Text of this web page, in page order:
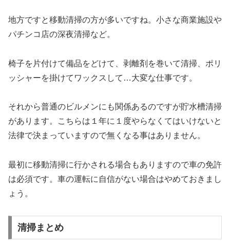
地方ですと移動清掃の方が多いですね。小さな商業施設や
パチンコ店の深夜清掃など。
椅子を片付けて備品をどけて、剥離剤を巻いて清掃、ポリ
ッシャーを掛けてワックスして…大変な仕事です。
それから普通のビルメンにも関係あるのですが貯水槽清掃
があります。こちらは１年に１度やらなくてはいけないと
法律で決まっていますので無くなる事はありません。
最初に移動清掃に行かされる場合もありますので車の免許
は必須です。車の運転に自信がない場合はやめておきまし
ょう。
清掃まとめ